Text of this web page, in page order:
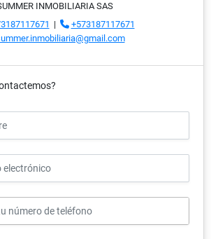
INMOBILIARIA SAS
|
+573187117671